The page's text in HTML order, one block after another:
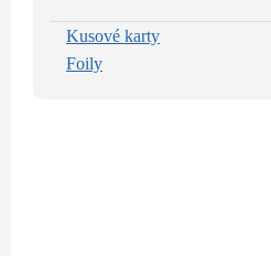
Kusové karty
Foily